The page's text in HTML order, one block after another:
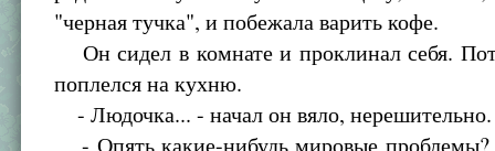
"черная тучка", и побежала варить кофе.
Он сидел в комнате и проклинал себя.
поплелся на кухню.
- Людочка... - начал он вяло, нерешительно.
- Опять какие-нибудь мировые